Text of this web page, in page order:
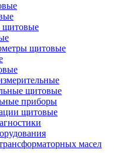
щитовые
щитовые
щитовые
приборы
щитовые
масел